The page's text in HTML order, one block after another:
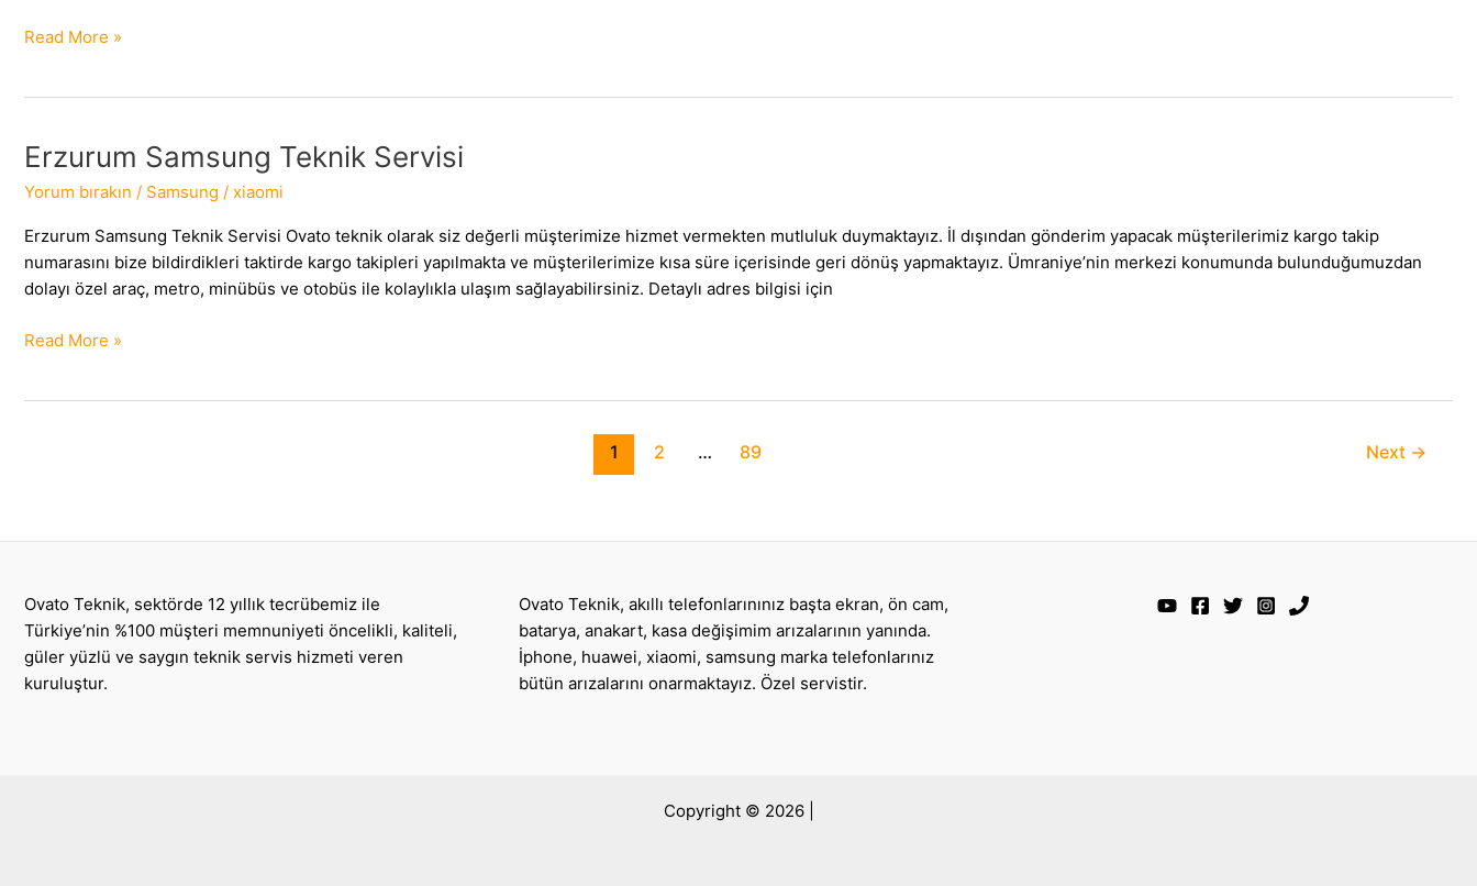
Gümüşhane
Read More »
Erzurum Samsung Teknik Servisi
Yorum bırakın / Samsung / xiaomi
Erzurum Samsung Teknik Servisi Ovato teknik olarak siz değerli müşterimize hizmet vermekten mutluluk duymaktayız. İl dışından gönderim yapacak müşterilerimiz kargo takip
numarasını bize bildirdikleri taktirde kargo takipleri yapılmakta ve müşterilerimize kısa süre içerisinde geri dönüş yapmaktayız. Ümraniye’nin merkezi konumunda bulunduğumuzdan
dolayı özel araç, metro, minübüs ve otobüs ile kolaylıkla ulaşım sağlayabilirsiniz. Detaylı adres bilgisi için
Erzurum
Read More »
1 2 … 89 Next →
Ovato Teknik, sektörde 12 yıllık tecrübemiz ile
Türkiye’nin %100 müşteri memnuniyeti öncelikli, kaliteli,
güler yüzlü ve saygın teknik servis hizmeti veren
kuruluştur.
Ovato Teknik, akıllı telefonlarınınız başta ekran, ön cam,
batarya, anakart, kasa değişimim arızalarının yanında.
İphone, huawei, xiaomi, samsung marka telefonlarınız
bütün arızalarını onarmaktayız. Özel servistir.
Copyright © 2026 |